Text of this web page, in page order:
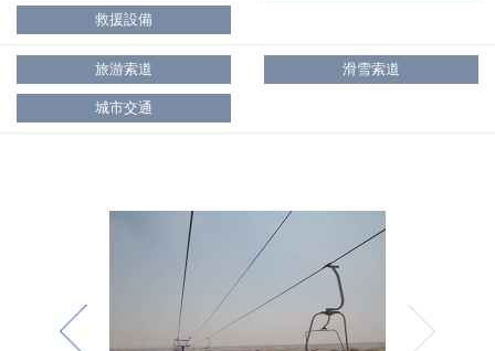
救援設備
旅游索道 滑雪索道
城市交通